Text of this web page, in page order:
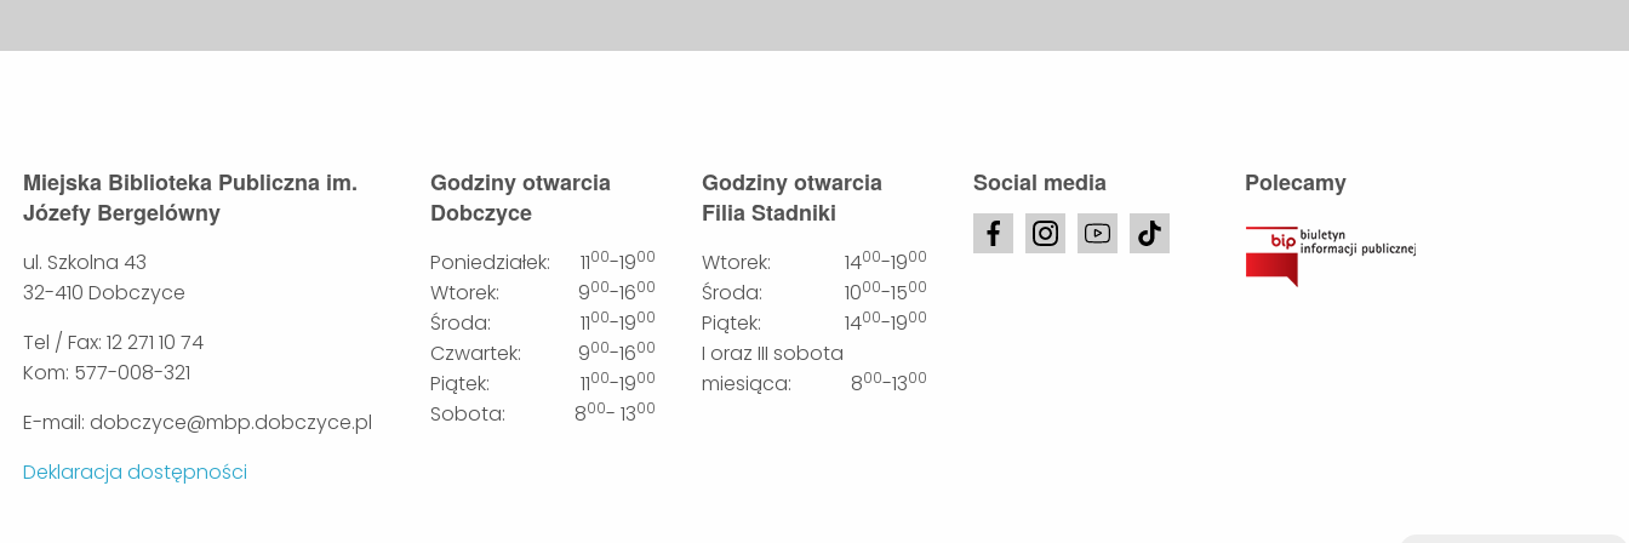
Miejska Biblioteka Publiczna im.
Józefy Bergelówny
ul. Szkolna 43
32-410 Dobczyce
Tel / Fax: 12 271 10 74
Kom: 577-008-321
E-mail: dobczyce@mbp.dobczyce.pl
Deklaracja dostępności
Godziny otwarcia
Dobczyce
Poniedziałek: 1100-1900
Wtorek: 900-1600
Środa: 1100-1900
Czwartek: 900-1600
Piątek: 1100-1900
Sobota: 800- 1300
Godziny otwarcia
Filia Stadniki
Wtorek: 1400-1900
Środa: 1000-1500
Piątek: 1400-1900
I oraz III sobota
miesiąca:
800-1300
Social media Polecamy